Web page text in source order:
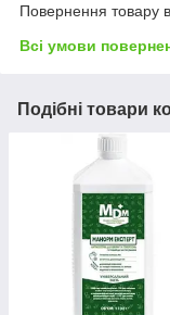
Повернення товару
Всі умови
Подібні товари